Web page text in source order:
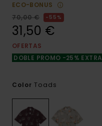
ECO-BONUS
70,00 €
55%
31,50 €
OFERTAS
DOBLE PROMO -25% EXTRA
Color Toads